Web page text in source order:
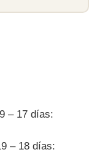
– 17 días:
– 18 días: